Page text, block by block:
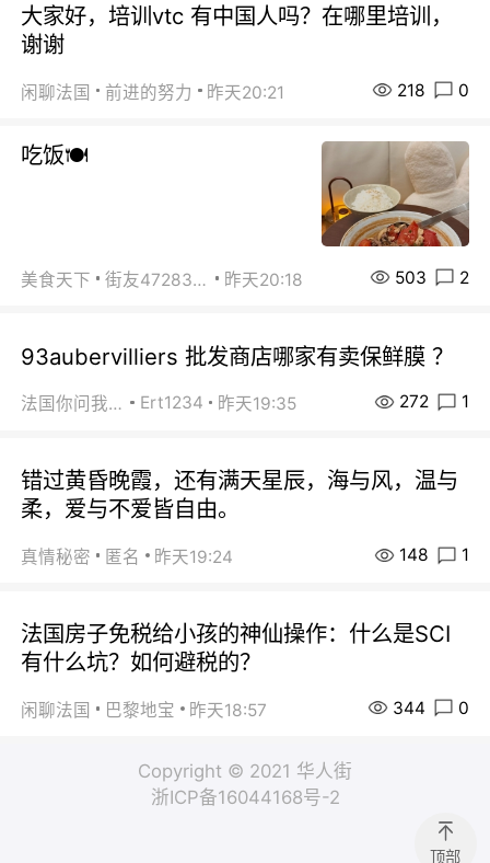
大家好，培训vtc 有中国人吗？在哪里培训，
谢谢
闲聊法国 前进的努力 昨天20:21 218 0
吃饭🍽️
美食天下 街友472838572 昨天20:18 503 2
93aubervilliers 批发商店哪家有卖保鲜膜 ？
法国你问我答 Ert1234 昨天19:35 272 1
错过黄昏晚霞，还有满天星辰，海与风，温与
柔，爱与不爱皆自由。
真情秘密 匿名 昨天19:24 148 1
法国房子免税给小孩的神仙操作：什么是SCI
有什么坑？如何避税的？
闲聊法国 巴黎地宝 昨天18:57 344 0
Copyright © 2021 华人街
浙ICP备16044168号-2
顶部